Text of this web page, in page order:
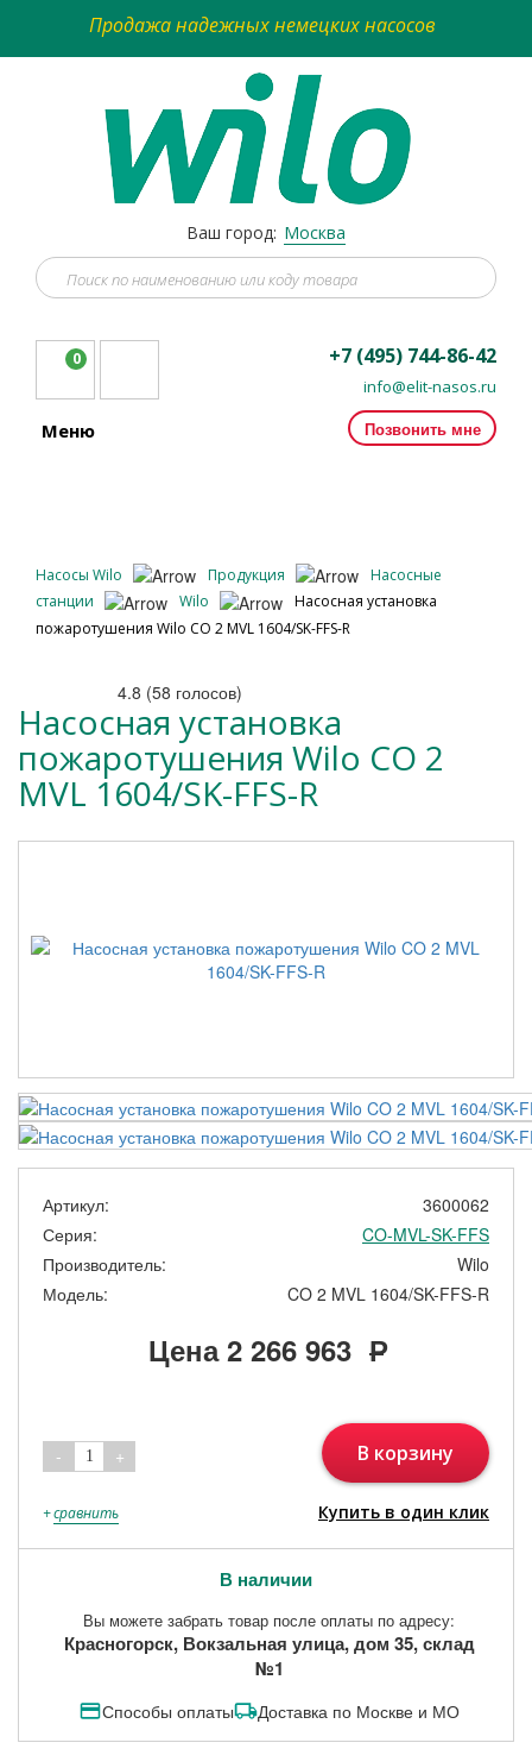
Продажа надежных немецких насосов
Ваш город: Москва
0 +7 (495) 744-86-42
info@elit-nasos.ru
Позвонить мне
Меню
Насосы Wilo Продукция
Насосные
станции
Wilo
Насосная установка
пожаротушения Wilo CO 2 MVL 1604/SK-FFS-R
4.8 (58 голосов)
Насосная установка
пожаротушения Wilo CO 2
MVL 1604/SK-FFS-R
Артикул:
3600062
Серия:
CO-MVL-SK-FFS
Производитель:
Wilo
Модель:
CO 2 MVL 1604/SK-FFS-R
Цена2 266 963 Р
- 1 + В корзину
+сравнить Купить в один клик
В наличии
Вы можете забрать товар после оплаты по адресу:
Красногорск, Вокзальная улица, дом 35, склад
№1
Способы оплаты Доставка по Москве и МО